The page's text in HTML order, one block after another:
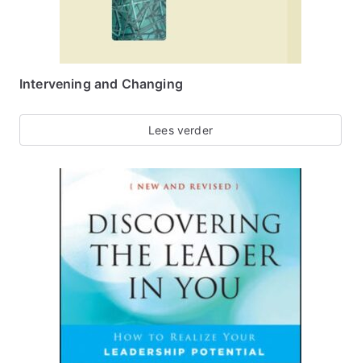
Intervening and Changing
Lees verder